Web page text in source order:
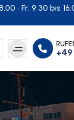
· Fr: 9:30 bis